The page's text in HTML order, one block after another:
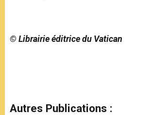
© Librairie éditrice du Vatican
Autres Publications :